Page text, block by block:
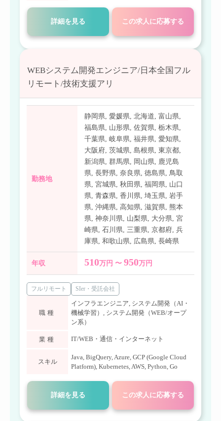
詳細を見る この求人に応募する
WEBシステム開発エンジニア/日本全国フル
リモート/技術支援アリ
勤務地
静岡県,愛媛県,北海道,富山県,
福島県, 山形県,佐賀県,栃木県,
千葉県,岐阜県,福井県,愛知県,
大阪府,茨城県,島根県,東京都,
新潟県,群馬県, 岡山県, 鹿児島
県,長野県,奈良県,徳島県,鳥取
県,宮城県,秋田県,福岡県, 山口
県,青森県,香川県,埼玉県,岩手
県,沖縄県, 高知県,滋賀県,熊本
県,神奈川県, 山梨県, 大分県,宮
崎県,石川県,三重県,京都府,兵
庫県,和歌山県, 広島県,長崎県
年収 510万円 〜950万円
フルリモート SIer・受託会社
職種
インフラエンジニア, システム開発（AI・
機械学習） , システム開発（WEB/オープ
ン系）
業種 IT/WEB・通信・インターネット
スキル
Java, BigQuery,Azure, GCP (Google Cloud
Platform), Kubernetes,AWS, Python, Go
詳細を見る この求人に応募する